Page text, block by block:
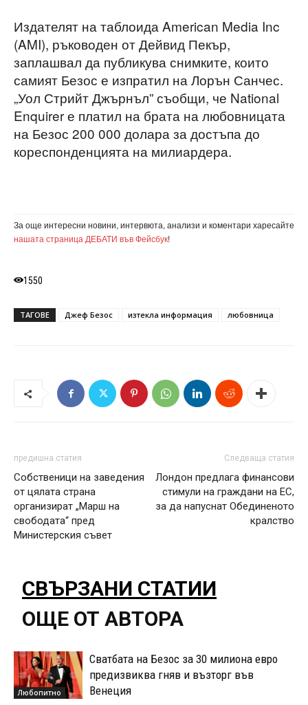
Издателят на таблоида American Media Inc
(AMI), ръководен от Дейвид Пекър,
заплашвал да публикува снимките, които
самият Безос е изпратил на Лорън Санчес.
„Уол Стрийт Джърнъл” съобщи, че National
Enquirer е платил на брата на любовницата
на Безос 200 000 долара за достъпа до
кореспонденцията на милиардера.
За още интересни новини, интервюта, анализи и коментари харесайте
нашата страница ДЕБАТИ във Фейсбук!
1550
ТАГОВЕ Джеф Безос изтекла информация любовница
предишна статия
Собственици на заведения
от цялата страна
организират „Марш на
свободата“ пред
Министерския съвет
Следваща статия
Лондон предлага финансови
стимули на граждани на ЕС,
за да напуснат Обединеното
кралство
СВЪРЗАНИ СТАТИИ
ОЩЕ ОТ АВТОРА
Любопитно
Сватбата на Безос за 30 милиона евро
предизвиква гняв и възторг във
Венеция